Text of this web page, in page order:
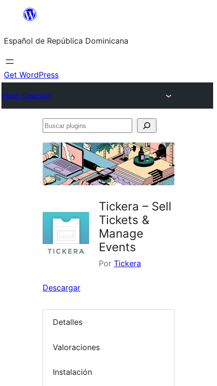
Saltar
contenido
Español de República Dominicana
Get WordPress
Plugin Directory
Buscar
Tickera – Sell
Tickets &
Manage
Events
Por Tickera
Descargar
Detalles
Valoraciones
Instalación